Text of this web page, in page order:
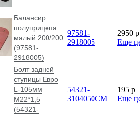
Балансир
полуприцепа
малый 200/200
(97581-
2918005)
97581-
2918005
2950 p
Еще
Болт задней
ступицы Евро
L-105мм
М22*1,5
(54321-
54321-
3104050СМ
195 p
Еще